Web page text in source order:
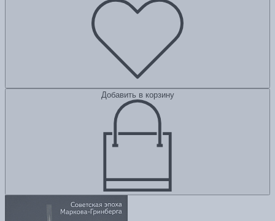
Добавить в корзину